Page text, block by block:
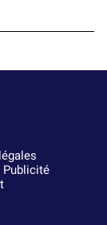
Publicité